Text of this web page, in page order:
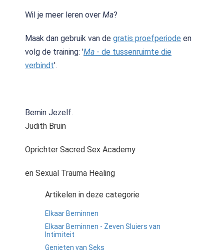
Wil je meer leren over Ma?
Maak dan gebruik van de gratis proefperiode en
volg de training: 'Ma - de tussenruimte die
verbindt'.
Bemin Jezelf.
Judith Bruin
Oprichter Sacred Sex Academy
en Sexual Trauma Healing
Artikelen in deze categorie
Elkaar Beminnen
Elkaar Beminnen - Zeven Sluiers van
Intimiteit
Genieten van Seks